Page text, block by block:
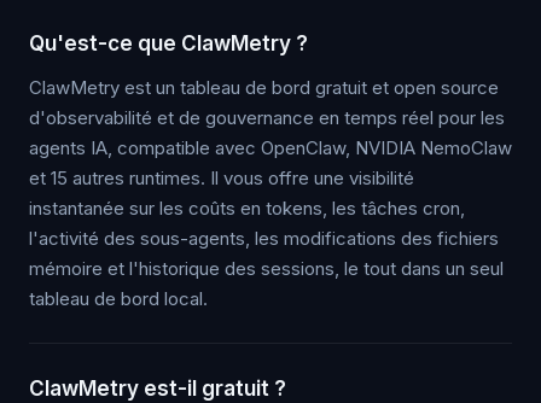
Qu'est-ce que ClawMetry ?
ClawMetry est un tableau de bord gratuit et open source
d'observabilité et de gouvernance en temps réel pour les
agents IA, compatible avec OpenClaw, NVIDIA NemoClaw
et 15 autres runtimes. Il vous offre une visibilité
instantanée sur les coûts en tokens, les tâches cron,
l'activité des sous-agents, les modifications des fichiers
mémoire et l'historique des sessions, le tout dans un seul
tableau de bord local.
ClawMetry est-il gratuit ?